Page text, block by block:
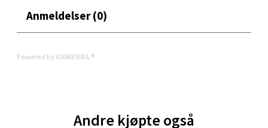
Anmeldelser (0)
Powered by GAMIFIERA.®
Andre kjøpte også
0 i butikk
Sandvika - Thon Senter Sandvika